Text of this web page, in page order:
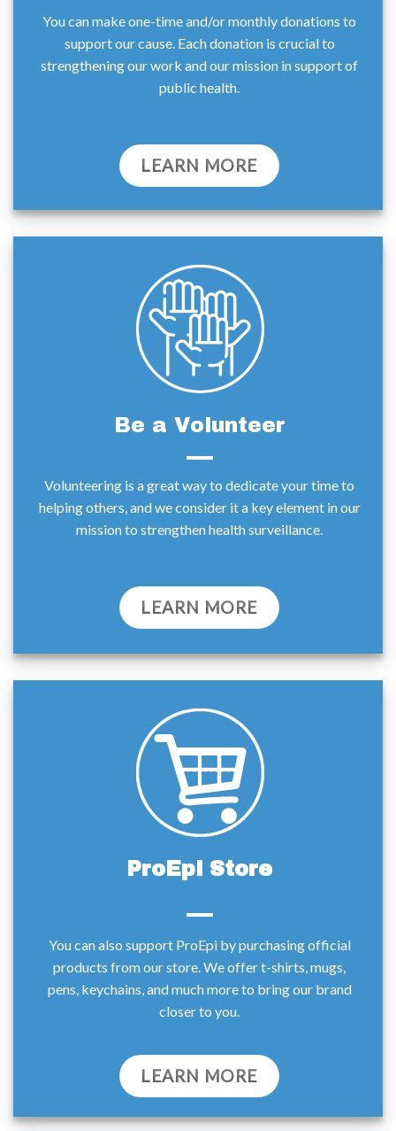
You can make one-time and/or monthly donations to
support our cause. Each donation is crucial to
strengthening our work and our mission in support of
public health.
LEARN MORE
Be a Volunteer
Volunteering is a great way to dedicate your time to
helping others, and we consider it a key element in our
mission to strengthen health surveillance.
LEARN MORE
ProEpi Store
You can also support ProEpi by purchasing official
products from our store. We offer t-shirts, mugs,
pens, keychains, and much more to bring our brand
closer to you.
LEARN MORE